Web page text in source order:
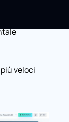
veloci